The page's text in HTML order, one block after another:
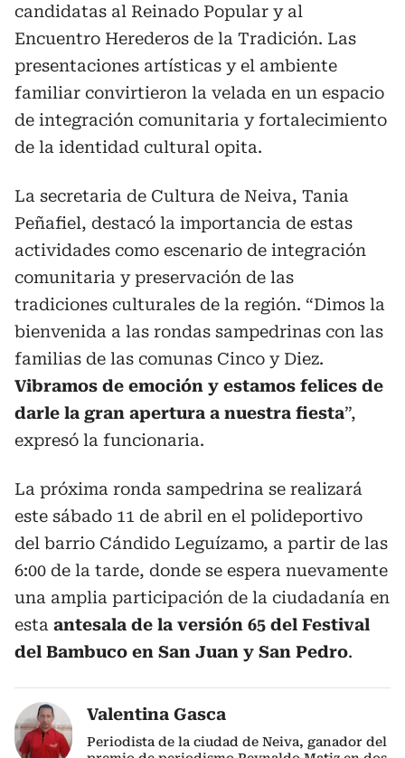
candidatas al Reinado Popular y al
Encuentro Herederos de la Tradición. Las
presentaciones artísticas y el ambiente
familiar convirtieron la velada en un espacio
de integración comunitaria y fortalecimiento
de la identidad cultural opita.
La secretaria de Cultura de Neiva, Tania
Peñafiel, destacó la importancia de estas
actividades como escenario de integración
comunitaria y preservación de las
tradiciones culturales de la región. “Dimos la
bienvenida a las rondas sampedrinas con las
familias de las comunas Cinco y Diez.
Vibramos de emoción y estamos felices de
darle la gran apertura a nuestra fiesta”,
expresó la funcionaria.
La próxima ronda sampedrina se realizará
este sábado 11 de abril en el polideportivo
del barrio Cándido Leguízamo, a partir de las
6:00 de la tarde, donde se espera nuevamente
una amplia participación de la ciudadanía en
esta antesala de la versión 65 del Festival
del Bambuco en San Juan y San Pedro.
Valentina Gasca
Periodista de la ciudad de Neiva, ganador del